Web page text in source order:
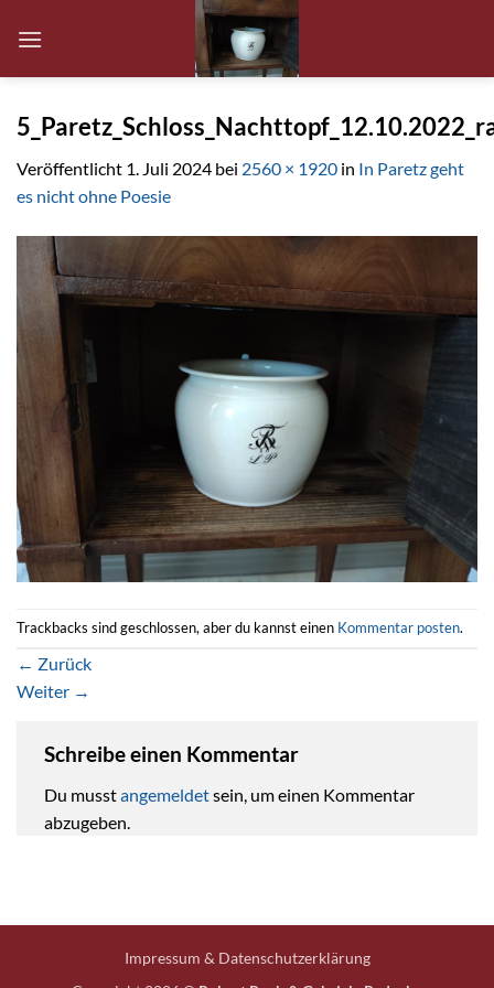
Inhalt
Veröffentlicht 1. Juli 2024 bei 2560 × 1920 in In Paretz geht
es nicht ohne Poesie
Trackbacks sind geschlossen, aber du kannst einen Kommentar posten.
← Zurück
Weiter →
Schreibe einen Kommentar
Du musstangemeldetsein, um einen Kommentar
abzugeben.
Impressum & Datenschutzerklärung